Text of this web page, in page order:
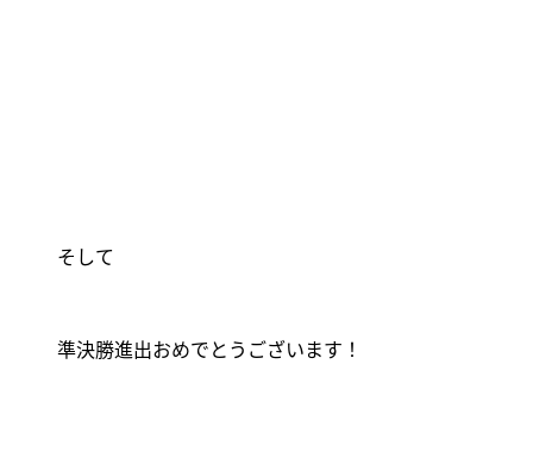
そして
準決勝進出おめでとうございます！